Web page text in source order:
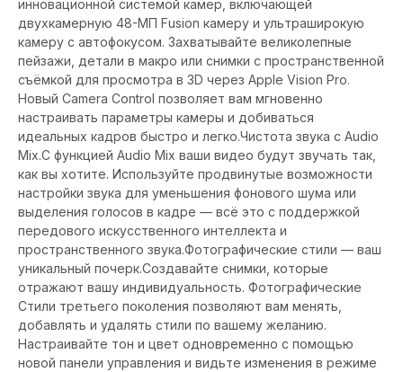
инновационной системой камер, включающей
двухкамерную 48-МП Fusion камеру и ультраширокую
камеру с автофокусом. Захватывайте великолепные
пейзажи, детали в макро или снимки с пространственной
съёмкой для просмотра в 3D через Apple Vision Pro.
Новый Camera Control позволяет вам мгновенно
настраивать параметры камеры и добиваться
идеальных кадров быстро и легко.Чистота звука с Audio
Mix.С функцией Audio Mix ваши видео будут звучать так,
как вы хотите. Используйте продвинутые возможности
настройки звука для уменьшения фонового шума или
выделения голосов в кадре — всё это с поддержкой
передового искусственного интеллекта и
пространственного звука.Фотографические стили — ваш
уникальный почерк.Создавайте снимки, которые
отражают вашу индивидуальность. Фотографические
Стили третьего поколения позволяют вам менять,
добавлять и удалять стили по вашему желанию.
Настраивайте тон и цвет одновременно с помощью
новой панели управления и видьте изменения в режиме